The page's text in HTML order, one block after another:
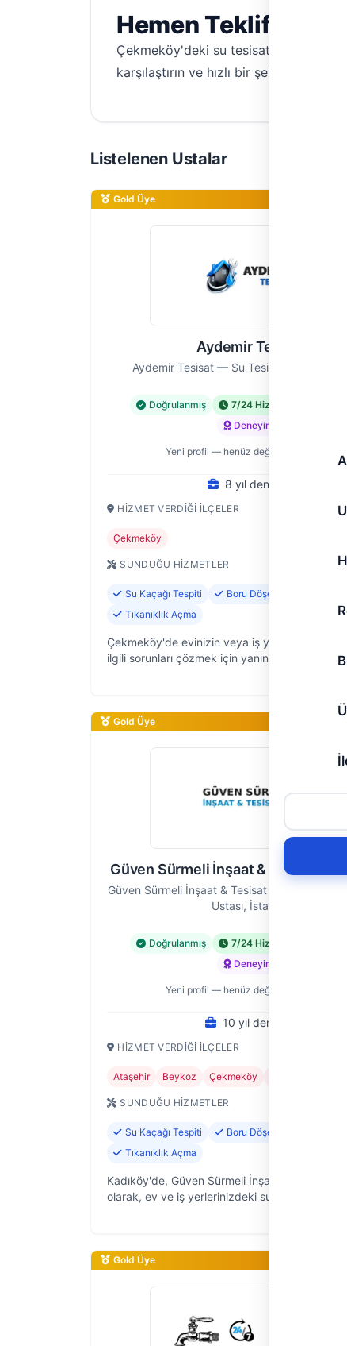
Hemen Teklif Alın,
Çekmeköy'deki su tesisatı
karşılaştırın ve hızlı bir şekilde
Listelenen Ustalar
Gold Üye
Aydemir Tesisat
Aydemir Tesisat — Su Tesisatı Ustası,
Doğrulanmış 7/24 Hizmet
Deneyimli
Yeni profil — henüz değerlendirme yok
8 yıl deneyim
HIZMET VERDIĞI İLÇELER
Çekmeköy
SUNDUĞU HIZMETLER
Su Kaçağı Tespiti
Boru Döşeme ve Değişimi
Tıkanıklık Açma
Çekmeköy'de evinizin veya iş yerinizin su
ilgili sorunları çözmek için yanınızdayız.
Gold Üye
Güven Sürmeli İnşaat & Tesisat
Güven Sürmeli İnşaat & Tesisat Hizmetleri — Su
Ustası, İstanbul
Doğrulanmış 7/24 Hizmet
Deneyimli
Yeni profil — henüz değerlendirme yok
10 yıl deneyim
HIZMET VERDIĞI İLÇELER
Ataşehir Beykoz Çekmeköy
SUNDUĞU HIZMETLER
Su Kaçağı Tespiti
Boru Döşeme ve Değişimi
Tıkanıklık Açma
Kadıköy'de, Güven Sürmeli İnşaat & Tesisat
olarak, ev ve iş yerlerinizdeki su tesisatı
Gold Üye